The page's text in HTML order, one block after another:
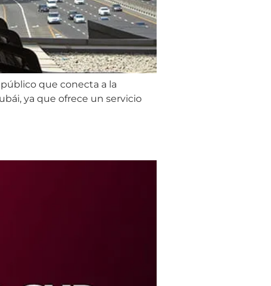
que conecta a la
ya que ofrece un servicio